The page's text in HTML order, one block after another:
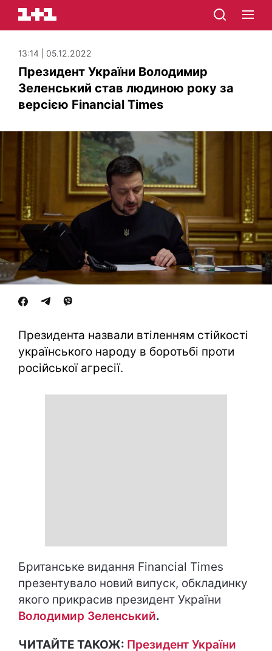
13:14 | 05.12.2022
Президент України Володимир
Зеленський став людиною року за
версією Financial Times
Президента назвали втіленням стійкості
українського народу в боротьбі проти
російської агресії.
Британське видання Financial Times
презентувало новий випуск, обкладинку
якого прикрасив президент України
Володимир Зеленський.
ЧИТАЙТЕ ТАКОЖ: Президент України